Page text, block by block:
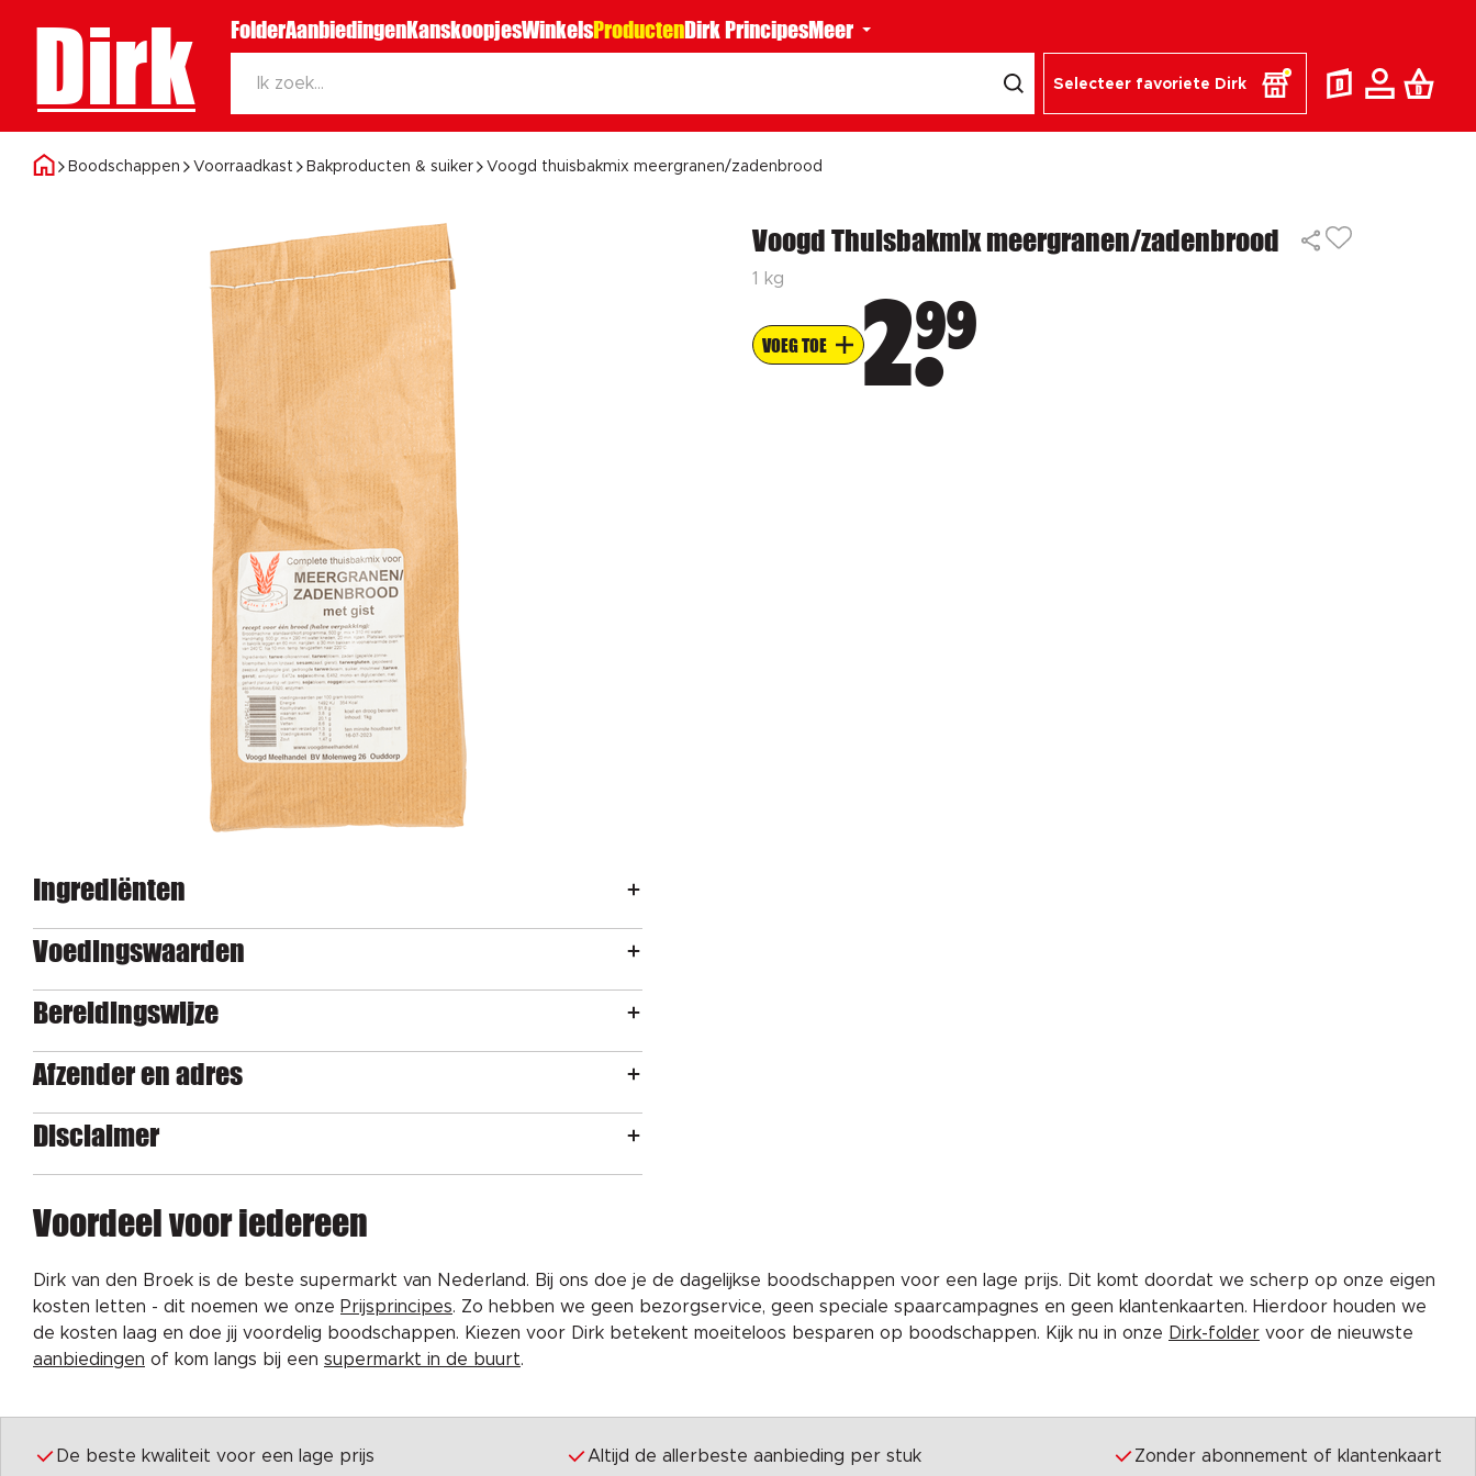
Dirk FolderAanbiedingenKanskoopjesWinkelsProductenDirk PrincipesMeer
Selecteer favoriete Dirk
Boodschappen Voorraadkast Bakproducten & suiker Voogd thuisbakmix meergranen/zadenbrood
Voogd Thuisbakmix meergranen/zadenbrood
1 kg
VOEG TOE 299
Ingrediënten
Voedingswaarden
Bereidingswijze
Afzender en adres
Disclaimer
Voordeel voor iedereen
Dirk van den Broek is de beste supermarkt van Nederland. Bij ons doe je de dagelijkse boodschappen voor een lage prijs. Dit komt doordat we scherp op onze eigen
kosten letten - dit noemen we onze Prijsprincipes. Zo hebben we geen bezorgservice, geen speciale spaarcampagnes en geen klantenkaarten. Hierdoor houden we
de kosten laag en doe jij voordelig boodschappen. Kiezen voor Dirk betekent moeiteloos besparen op boodschappen. Kijk nu in onze Dirk-folder voor de nieuwste
aanbiedingen of kom langs bij een supermarkt in de buurt.
De beste kwaliteit voor een lage prijs Altijd de allerbeste aanbieding per stuk Zonder abonnement of klantenkaart